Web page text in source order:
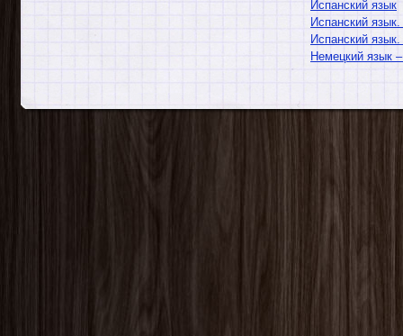
Испанский язык
Испанский
Испанский
Немецкий язык